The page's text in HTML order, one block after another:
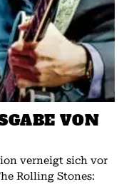
VON
verneigt sich vor